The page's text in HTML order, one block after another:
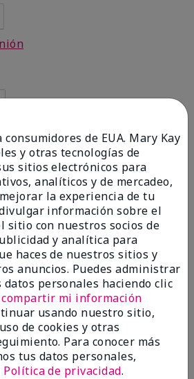
Mary Kay® CC Cream
SPF 15*
the cc cream for 8 years now. I
not cakey it's not heavy and it
I get compliments all the time.
de EUA. Mary Kay
y otras tecnologías de
sitios electrónicos para
analíticos y de mercadeo,
la experiencia de tu
información sobre el
sitio con nuestros socios de
y analítica para
haces de nuestros sitios y
anuncios. Puedes administrar
datos personales haciendo clic
mi información
usando nuestro sitio,
de cookies y otras
Para conocer más
tus datos personales,
Política de privacidad.